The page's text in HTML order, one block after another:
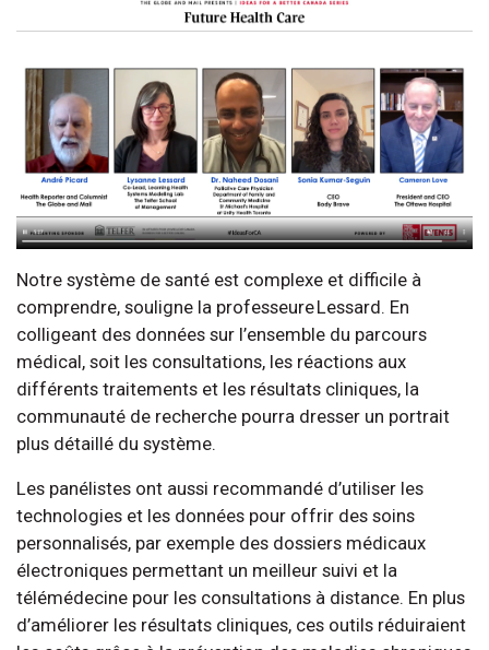
Notre système de santé est complexe et difficile à
comprendre, souligne la professeure Lessard. En
colligeant des données sur l’ensemble du parcours
médical, soit les consultations, les réactions aux
différents traitements et les résultats cliniques, la
communauté de recherche pourra dresser un portrait
plus détaillé du système.
Les panélistes ont aussi recommandé d’utiliser les
technologies et les données pour offrir des soins
personnalisés, par exemple des dossiers médicaux
électroniques permettant un meilleur suivi et la
télémédecine pour les consultations à distance. En plus
d’améliorer les résultats cliniques, ces outils réduiraient